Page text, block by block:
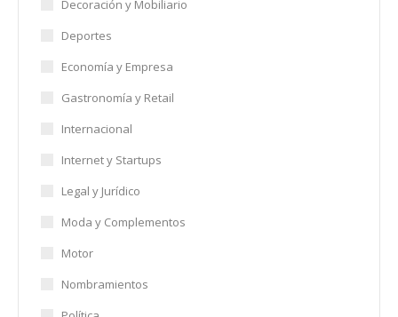
Decoración y Mobiliario
Deportes
Economía y Empresa
Gastronomía y Retail
Internacional
Internet y Startups
Legal y Jurídico
Moda y Complementos
Motor
Nombramientos